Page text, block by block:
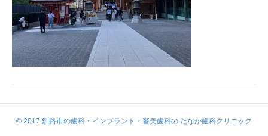
© 2017 釧路市の歯科・インプラント・審美歯科の たなか歯科クリニック